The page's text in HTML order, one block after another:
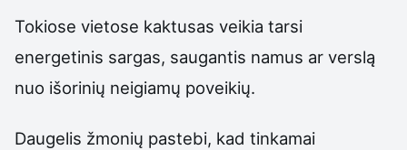
Tokiose vietose kaktusas veikia tarsi
energetinis sargas, saugantis namus ar verslą
nuo išorinių neigiamų poveikių.
Daugelis žmonių pastebi, kad tinkamai